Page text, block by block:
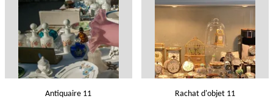
Antiquaire 11 Rachat d'objet 11